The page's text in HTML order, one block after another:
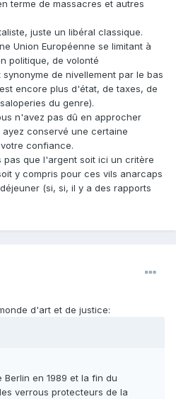
terme de massacres et autres
juste un libéral classique.
Union Européenne se limitant à
politique, de volonté
de nivellement par le bas
encore plus d'état, de taxes, de
du genre).
n'avez pas dû en approcher
conservé une certaine
confiance.
pas que l'argent soit ici un critère
y compris pour ces vils anarcaps
(si, si, il y a des rapports
d'art et de justice:
en 1989 et la fin du
verrous protecteurs de la